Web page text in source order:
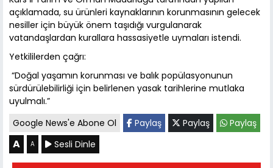
açıklamada, su ürünleri kaynaklarının korunmasının gelecek
nesiller için büyük önem taşıdığı vurgulanarak
vatandaşlardan kurallara hassasiyetle uymaları istendi.
Yetkililerden çağrı:
“Doğal yaşamın korunması ve balık popülasyonunun
sürdürülebilirliği için belirlenen yasak tarihlerine mutlaka
uyulmalı.”
Google News'e Abone Ol
Paylaş Paylaş Paylaş
A A Sesli Dinle